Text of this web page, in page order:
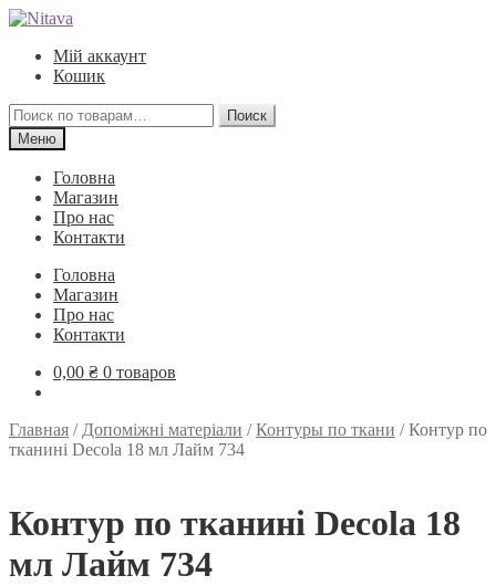
Перейти
навигации
Перейти
содержимому
Мій аккаунт
Кошик
Искать:
Поиск
Меню
Головна
Магазин
Про нас
Контакти
Головна
Магазин
Про нас
Контакти
0,00 ₴ 0 товаров
Главная / Допоміжні матеріали /Контуры по ткани /Контур по
тканині Decola 18 мл Лайм 734
Контур по тканині Decola 18
мл Лайм 734